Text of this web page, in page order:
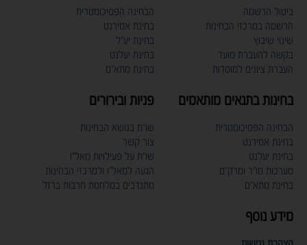
ביטול הרשמה
הרשמה במרכזי הבחינות
שינוי שיבוץ
בקשה להעברת מועד
העברת ציונים למוסדות
הבחינה הפסיכומטרית
בחינת אמירנט
בחינת יע"ל
בחינת יעלנט
בחינת מתא"ם
בחינות בתנאים מותאמים
הבחינה הפסיכומטרית
בחינת אמירנט
בחינת יעלנט
מערכות מו"ר ומרק"ם
בחינת מתא"ם
פניות ובירורים
שו"ת בנושא הבחינות
צור קשר
שו"ת על פעילויות מאל"ו
הגעה למאל"ו ולמרכזי הבחינות
מתנדבים במלחמת חרבות ברזל
מידע נוסף